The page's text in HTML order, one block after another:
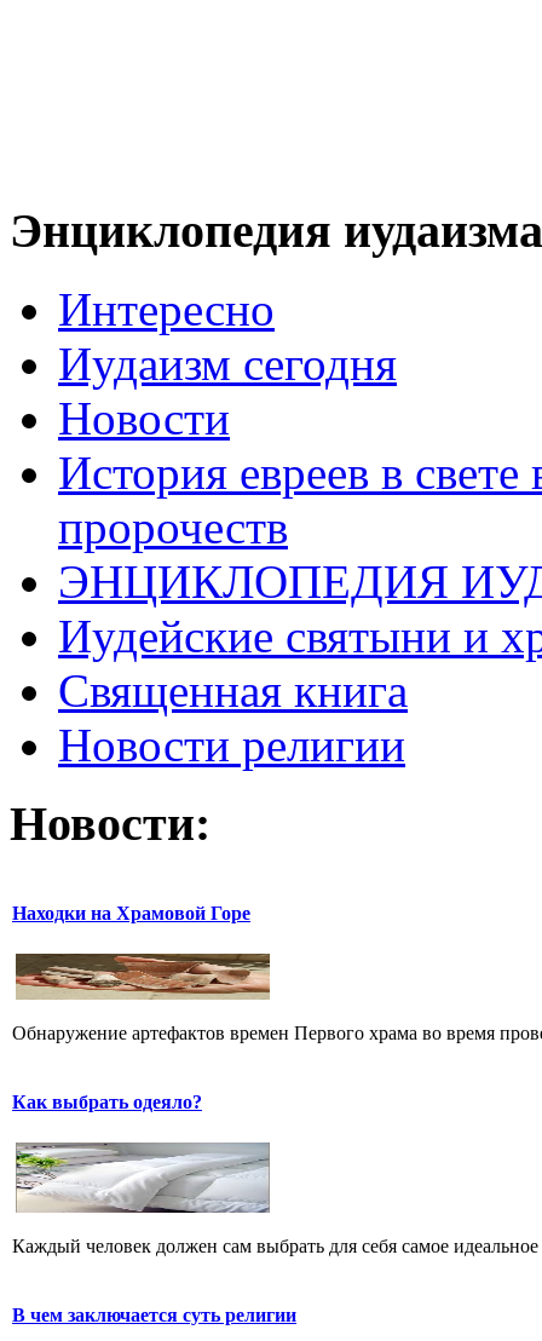
Энциклопедия иудаизма
Интересно
Иудаизм сегодня
Новости
История евреев в
пророчеств
ЭНЦИКЛОПЕДИЯ
Иудейские святыни и
Священная книга
Новости религии
Новости:
Находки на Храмовой Горе
Обнаружение артефактов времен Первого храма во время
Как выбрать одеяло?
Каждый человек должен сам выбрать для себя самое
В чем заключается суть религии